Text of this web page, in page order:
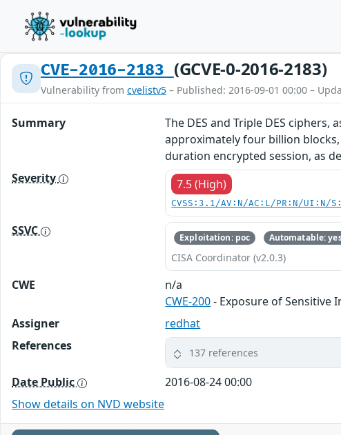
CVE-2016-2183 (GCVE-0-2016-2183)
Vulnerability from cvelistv5 – Published: 2016-09-01 00:00 –
Summary
The DES and Triple DES
approximately four billion
duration encrypted session, as
Severity
7.5 (High)
CVSS:3.1/AV:N/AC:L/PR:N/UI:N/
SSVC Exploitation: poc Automatable:
CISA Coordinator (v2.0.3)
CWE
n/a
CWE-200- Exposure of
Assigner
redhat
References
137 references
Date Public
2016-08-24 00:00
Show details on NVD website